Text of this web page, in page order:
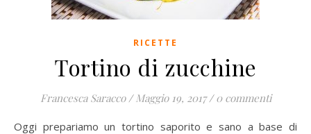
RICETTE
Tortino di zucchine
Francesca Saracco / Maggio 19, 2017 / 0 commenti
Oggi prepariamo un tortino saporito e sano a base di